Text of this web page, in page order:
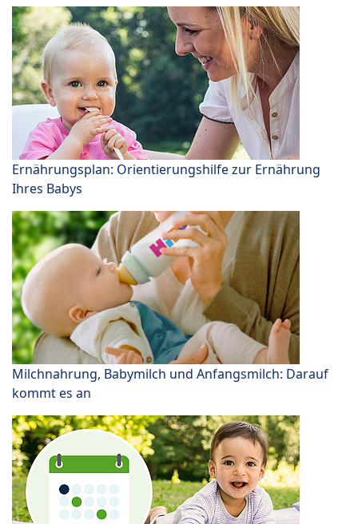
Ernährungsplan: Orientierungshilfe zur Ernährung
Ihres Babys
Milchnahrung, Babymilch und Anfangsmilch: Darauf
kommt es an